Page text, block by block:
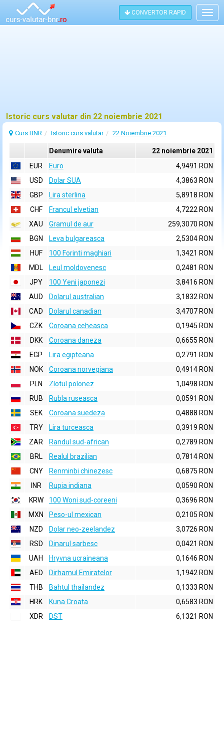
CONVERTOR RAPID
Istoric curs valutar din 22 noiembrie 2021
Curs BNR Istoric curs valutar 22 Noiembrie 2021
Denumire valuta
22 noiembrie 2021
EUR
Euro
4,9491 RON
USD
Dolar SUA
4,3863 RON
GBP
Lira sterlina
5,8918 RON
CHF
Francul elvetian
4,7222 RON
XAU
Gramul de aur
259,3070 RON
BGN
Leva bulgareasca
2,5304 RON
HUF
100 Forinti maghiari
1,3421 RON
MDL
Leul moldovenesc
0,2481 RON
JPY
100 Yeni japonezi
3,8416 RON
AUD
Dolarul australian
3,1832 RON
CAD
Dolarul canadian
3,4707 RON
CZK
Coroana ceheasca
0,1945 RON
DKK
Coroana daneza
0,6655 RON
EGP
Lira egipteana
0,2791 RON
NOK
Coroana norvegiana
0,4914 RON
PLN
Zlotul polonez
1,0498 RON
RUB
Rubla ruseasca
0,0591 RON
SEK
Coroana suedeza
0,4888 RON
TRY
Lira turceasca
0,3919 RON
ZAR
Randul sud-african
0,2789 RON
BRL
Realul brazilian
0,7814 RON
CNY
Renminbi chinezesc
0,6875 RON
INR
Rupia indiana
0,0590 RON
KRW
100 Woni sud-coreeni
0,3696 RON
MXN
Peso-ul mexican
0,2105 RON
NZD
Dolar neo-zeelandez
3,0726 RON
RSD
Dinarul sarbesc
0,0421 RON
UAH
Hryvna ucraineana
0,1646 RON
AED
Dirhamul Emiratelor
1,1942 RON
THB
Bahtul thailandez
0,1333 RON
HRK
Kuna Croata
0,6583 RON
XDR
DST 6,1321 RON